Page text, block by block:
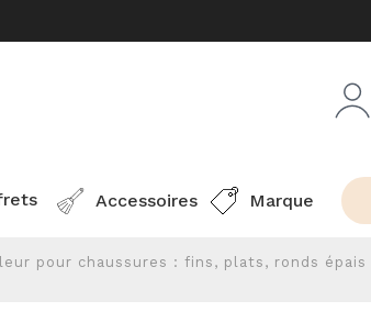
Accessoires Marque
pour chaussures : fins, plats, ronds épais